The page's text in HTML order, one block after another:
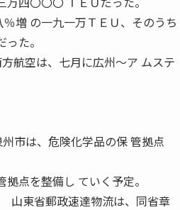
増 の一九一万ＴＥＵ、そのうち
た。
航空は、七月に広州〜ア ムステ
市は、危険化学品の保 管拠点
点を整備し ていく予定。
東省郵政速達物流は、同省章